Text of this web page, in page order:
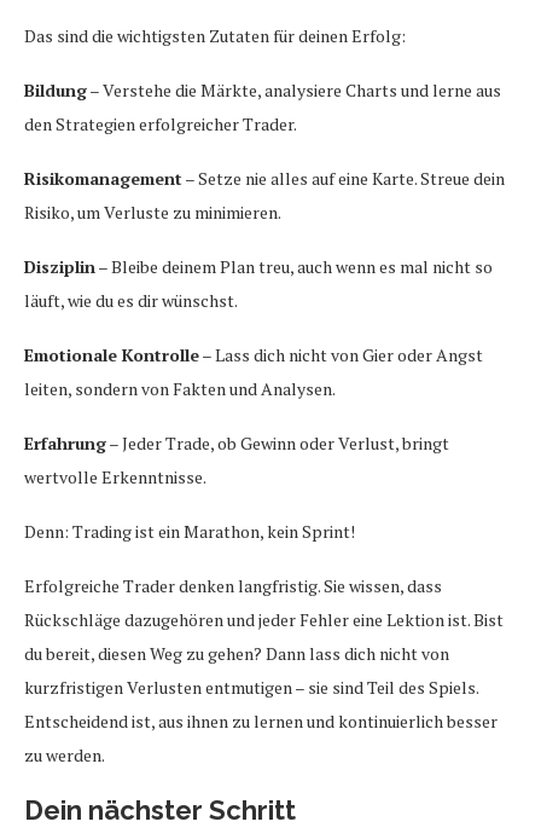
Das sind die wichtigsten Zutaten für deinen Erfolg:
Bildung– Verstehe die Märkte, analysiere Charts und lerne aus
den Strategien erfolgreicher Trader.
Risikomanagement – Setze nie alles auf eine Karte. Streue dein
Risiko, um Verluste zu minimieren.
Disziplin – Bleibe deinem Plan treu, auch wenn es mal nicht so
läuft, wie du es dir wünschst.
Emotionale Kontrolle– Lass dich nicht von Gier oder Angst
leiten, sondern von Fakten und Analysen.
Erfahrung– Jeder Trade, ob Gewinn oder Verlust, bringt
wertvolle Erkenntnisse.
Denn: Trading ist ein Marathon, kein Sprint!
Erfolgreiche Trader denken langfristig. Sie wissen, dass
Rückschläge dazugehören und jeder Fehler eine Lektion ist. Bist
du bereit, diesen Weg zu gehen? Dann lass dich nicht von
kurzfristigen Verlusten entmutigen – sie sind Teil des Spiels.
Entscheidend ist, aus ihnen zu lernen und kontinuierlich besser
zu werden.
Dein nächster Schritt